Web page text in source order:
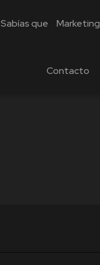
Sabías que Marketing
Contacto